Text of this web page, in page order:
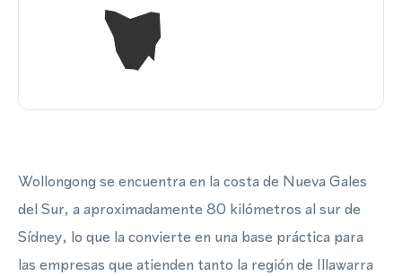
Wollongong se encuentra en la costa de Nueva Gales
del Sur, a aproximadamente 80 kilómetros al sur de
Sídney, lo que la convierte en una base práctica para
las empresas que atienden tanto la región de Illawarra